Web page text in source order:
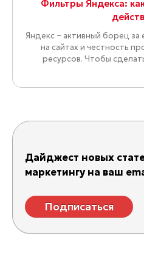
Фильтры Яндекса:
Яндекс − активный борец за
на сайтах и честность
ресурсов. Чтобы
Дайджест новых
маркетингу на ваш
Подписаться